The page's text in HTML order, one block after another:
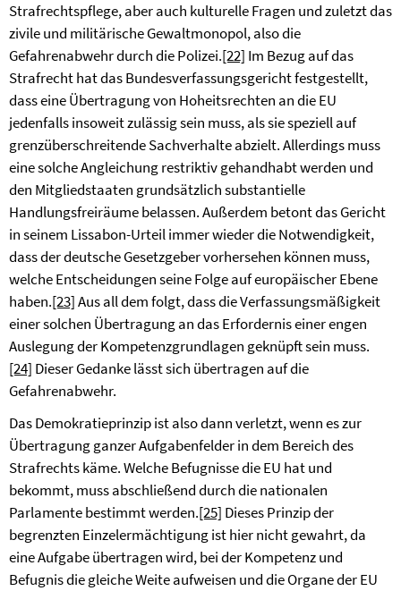
Strafrechtspflege, aber auch kulturelle Fragen und zuletzt das
zivile und militärische Gewaltmonopol, also die
Gefahrenabwehr durch die Polizei.[22] Im Bezug auf das
Strafrecht hat das Bundesverfassungsgericht festgestellt,
dass eine Übertragung von Hoheitsrechten an die EU
jedenfalls insoweit zulässig sein muss, als sie speziell auf
grenzüberschreitende Sachverhalte abzielt. Allerdings muss
eine solche Angleichung restriktiv gehandhabt werden und
den Mitgliedstaaten grundsätzlich substantielle
Handlungsfreiräume belassen. Außerdem betont das Gericht
in seinem Lissabon-Urteil immer wieder die Notwendigkeit,
dass der deutsche Gesetzgeber vorhersehen können muss,
welche Entscheidungen seine Folge auf europäischer Ebene
haben.[23]Aus all dem folgt, dass die Verfassungsmäßigkeit
einer solchen Übertragung an das Erfordernis einer engen
Auslegung der Kompetenzgrundlagen geknüpft sein muss.
[24] Dieser Gedanke lässt sich übertragen auf die
Gefahrenabwehr.
Das Demokratieprinzip ist also dann verletzt, wenn es zur
Übertragung ganzer Aufgabenfelder in dem Bereich des
Strafrechts käme. Welche Befugnisse die EU hat und
bekommt, muss abschließend durch die nationalen
Parlamente bestimmt werden.[25] Dieses Prinzip der
begrenzten Einzelermächtigung ist hier nicht gewahrt, da
eine Aufgabe übertragen wird, bei der Kompetenz und
Befugnis die gleiche Weite aufweisen und die Organe der EU